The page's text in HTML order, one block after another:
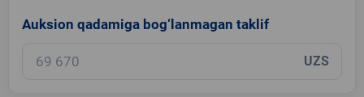
Auksion qadamiga bog‘lanmagan taklif
UZS